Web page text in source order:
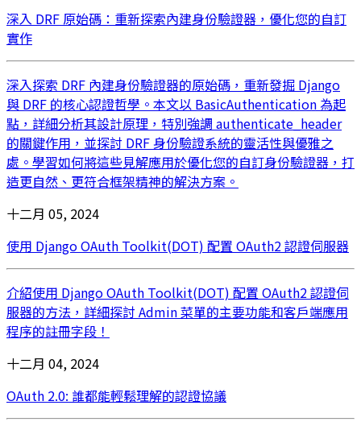
深入 DRF 原始碼：重新探索內建身份驗證器，優化您的自訂
實作
深入探索 DRF 內建身份驗證器的原始碼，重新發掘 Django
與 DRF 的核心認證哲學。本文以 BasicAuthentication 為起
點，詳細分析其設計原理，特別強調 authenticate_header
的關鍵作用，並探討 DRF 身份驗證系統的靈活性與優雅之
處。學習如何將這些見解應用於優化您的自訂身份驗證器，打
造更自然、更符合框架精神的解決方案。
十二月 05, 2024
使用 Django OAuth Toolkit(DOT) 配置 OAuth2 認證伺服器
介紹使用 Django OAuth Toolkit(DOT) 配置 OAuth2 認證伺
服器的方法，詳細探討 Admin 菜單的主要功能和客戶端應用
程序的註冊字段！
十二月 04, 2024
OAuth 2.0: 誰都能輕鬆理解的認證協議